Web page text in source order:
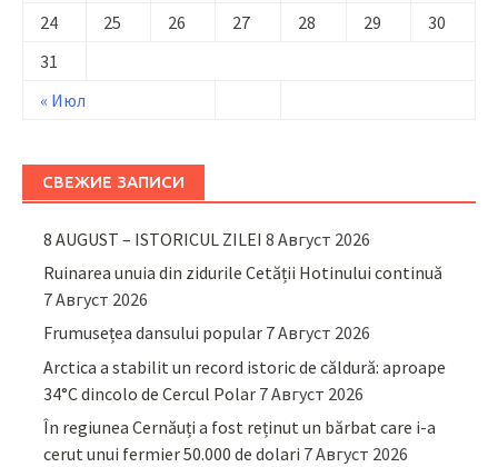
« Июл
24
25 26 27 28 29
30
31
СВЕЖИЕ ЗАПИСИ
8 AUGUST – ISTORICUL ZILEI 8 Август 2026
Ruinarea unuia din zidurile Cetății Hotinului continuă
7 Август 2026
Frumusețea dansului popular 7 Август 2026
Arctica a stabilit un record istoric de căldură: aproape
34°C dincolo de Cercul Polar 7 Август 2026
În regiunea Cernăuți a fost reținut un bărbat care i-a
cerut unui fermier 50.000 de dolari 7 Август 2026